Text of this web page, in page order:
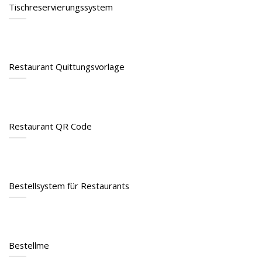
Tischreservie­rungssystem
Restaurant Quittungsvorlage
Restaurant QR Code
Bestellsystem für Restaurants
Bestellme